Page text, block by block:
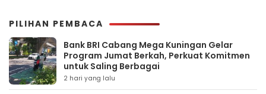
PILIHAN PEMBACA
Bank BRI Cabang Mega Kuningan Gelar
Program Jumat Berkah, Perkuat Komitmen
untuk Saling Berbagai
2 hari yang lalu